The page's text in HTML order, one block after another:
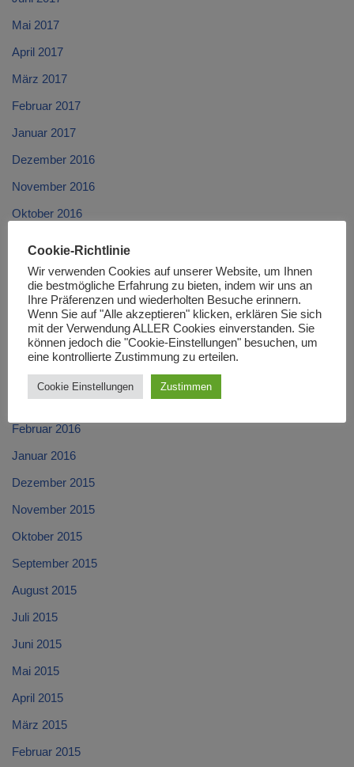
Mai 2017
April 2017
März 2017
Februar 2017
Januar 2017
Dezember 2016
November 2016
Oktober 2016
August 2016
Juli 2016
Juni 2016
Mai 2016
April 2016
März 2016
Februar 2016
Januar 2016
Dezember 2015
November 2015
Oktober 2015
September 2015
August 2015
Juli 2015
Juni 2015
Mai 2015
April 2015
März 2015
Februar 2015
Cookie-Richtlinie
Wir verwenden Cookies auf unserer Website, um Ihnen
die bestmögliche Erfahrung zu bieten, indem wir uns an
Ihre Präferenzen und wiederholten Besuche erinnern.
Wenn Sie auf "Alle akzeptieren" klicken, erklären Sie sich
mit der Verwendung ALLER Cookies einverstanden. Sie
können jedoch die "Cookie-Einstellungen" besuchen, um
eine kontrollierte Zustimmung zu erteilen.
Cookie Einstellungen Zustimmen